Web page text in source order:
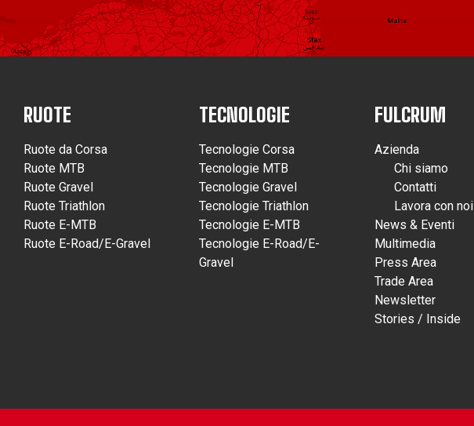
RUOTE
Ruote da Corsa
Ruote MTB
Ruote Gravel
Ruote Triathlon
Ruote E-MTB
Ruote E-Road/E-Gravel
TECNOLOGIE
Tecnologie Corsa
Tecnologie MTB
Tecnologie Gravel
Tecnologie Triathlon
Tecnologie E-MTB
Tecnologie E-Road/E-
Gravel
FULCRUM
Azienda
Chi siamo
Contatti
Lavora con noi
News & Eventi
Multimedia
Press Area
Trade Area
Newsletter
Stories / Inside